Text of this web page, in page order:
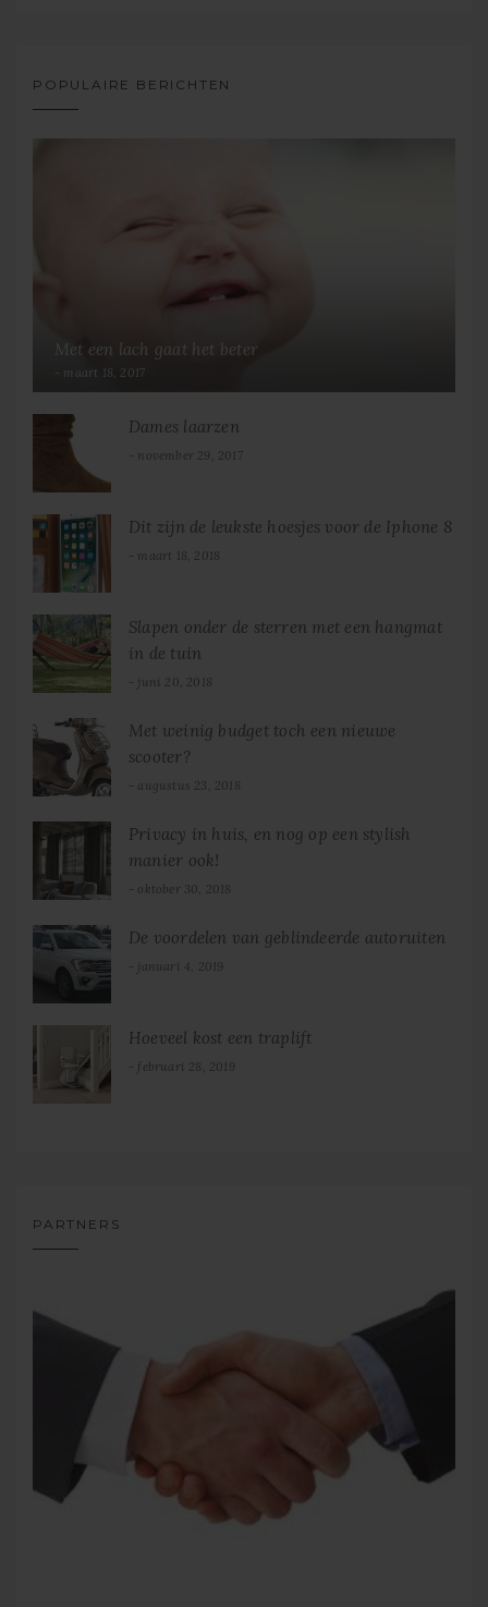
POPULAIRE BERICHTEN
Met een lach gaat het beter
maart 18, 2017
Dames laarzen
november 29, 2017
Dit zijn de leukste hoesjes voor de Iphone 8
maart 18, 2018
Slapen onder de sterren met een hangmat
in de tuin
juni 20, 2018
Met weinig budget toch een nieuwe
scooter?
augustus 23, 2018
Privacy in huis, en nog op een stylish
manier ook!
oktober 30, 2018
De voordelen van geblindeerde autoruiten
januari 4, 2019
Hoeveel kost een traplift
februari 28, 2019
PARTNERS